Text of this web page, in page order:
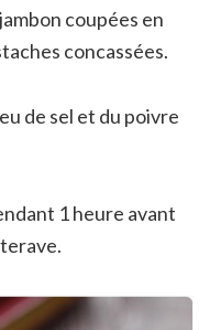
coupées en
concassées.
de sel et du poivre
1 heure avant